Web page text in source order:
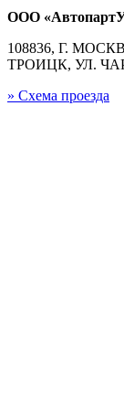
ООО
108836, Г.
ТРОИЦК, УЛ.
» Схема проезда